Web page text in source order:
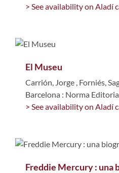
> See availability on Aladí
El Museu
Carrión, Jorge , Forniés,
Barcelona : Norma
> See availability on Aladí
Freddie Mercury : una